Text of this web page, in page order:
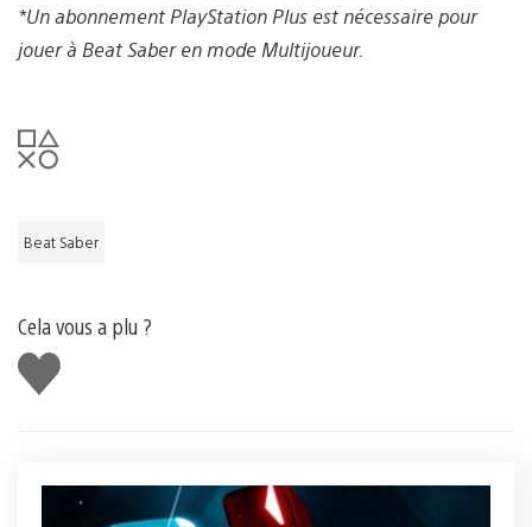
*Un abonnement PlayStation Plus est nécessaire pour
jouer à Beat Saber en mode Multijoueur.
Beat Saber
Cela vous a plu ?
J'aime